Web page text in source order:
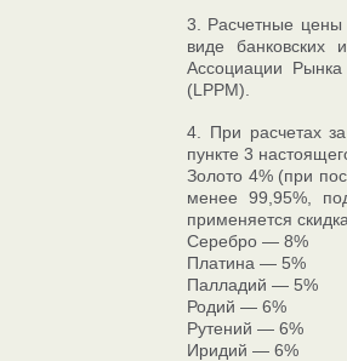
3. Расчетные цены
виде банковских
Ассоциации
(LPPM).
4. При расчетах
пункте 3
Золото 4% (при
менее 99,95%,
применяется
Серебро — 8%
Платина — 5%
Палладий — 5%
Родий — 6%
Рутений — 6%
Иридий — 6%